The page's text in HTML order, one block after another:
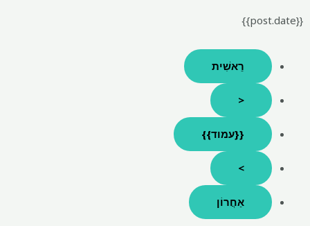
{{post.date}}
רֵאשִׁית
<
{{עמוד}}
>
אַחֲרוֹן